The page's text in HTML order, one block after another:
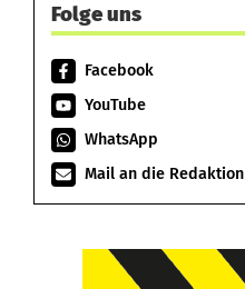
Folge uns
Facebook
YouTube
WhatsApp
Mail an die Redaktion